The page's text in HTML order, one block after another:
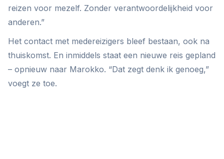
reizen voor mezelf. Zonder verantwoordelijkheid voor
anderen.”
Het contact met medereizigers bleef bestaan, ook na
thuiskomst. En inmiddels staat een nieuwe reis gepland
– opnieuw naar Marokko. “Dat zegt denk ik genoeg,”
voegt ze toe.